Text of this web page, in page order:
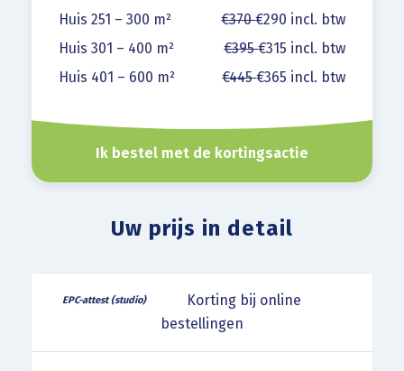
Huis 251 – 300 m²
€370€290 incl. btw
Huis 301 – 400 m²
€395€315 incl. btw
Huis 401 – 600 m²
€445€365 incl. btw
Ik bestel met de kortingsactie
Uw prijs in detail
Korting bij online
bestellingen